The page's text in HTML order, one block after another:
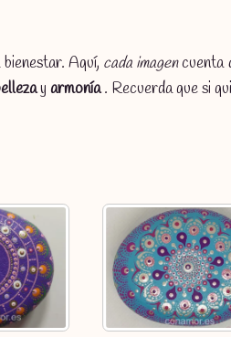
Aquí, cada imagencuenta
y armonía. Recuerda que si